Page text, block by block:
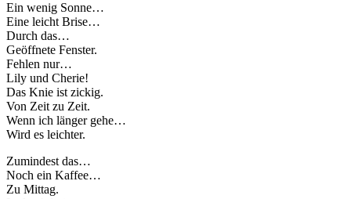
Ein wenig Sonne…
Eine leicht Brise…
Durch das…
Geöffnete Fenster.
Fehlen nur…
Lily und Cherie!
Das Knie ist zickig.
Von Zeit zu Zeit.
Wenn ich länger gehe…
Wird es leichter.
Zumindest das…
Noch ein Kaffee…
Zu Mittag.